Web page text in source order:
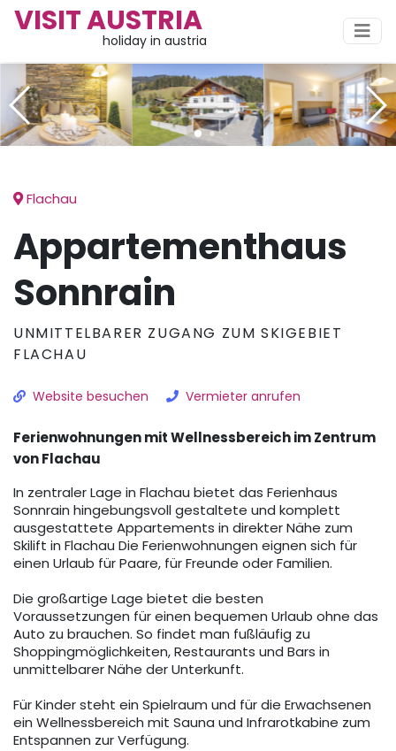
VISIT AUSTRIA
holiday in austria
Flachau
Appartementhaus
Sonnrain
UNMITTELBARER ZUGANG ZUM SKIGEBIET
FLACHAU
Website besuchen Vermieter anrufen
Ferienwohnungen mit Wellnessbereich im Zentrum
von Flachau
In zentraler Lage in Flachau bietet das Ferienhaus
Sonnrain hingebungsvoll gestaltete und komplett
ausgestattete Appartements in direkter Nähe zum
Skilift in Flachau Die Ferienwohnungen eignen sich für
einen Urlaub für Paare, für Freunde oder Familien.
Die großartige Lage bietet die besten
Voraussetzungen für einen bequemen Urlaub ohne das
Auto zu brauchen. So findet man fußläufig zu
Shoppingmöglichkeiten, Restaurants und Bars in
unmittelbarer Nähe der Unterkunft.
Für Kinder steht ein Spielraum und für die Erwachsenen
ein Wellnessbereich mit Sauna und Infrarotkabine zum
Entspannen zur Verfügung.